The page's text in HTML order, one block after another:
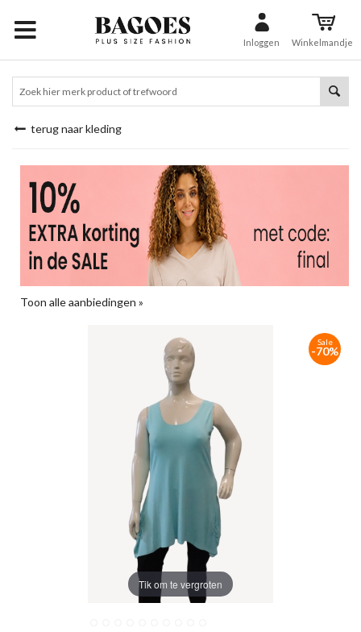
Inloggen Winkelmandje
terug naar kleding
Toon alle aanbiedingen »
Tik om te vergroten
Sale
-70%